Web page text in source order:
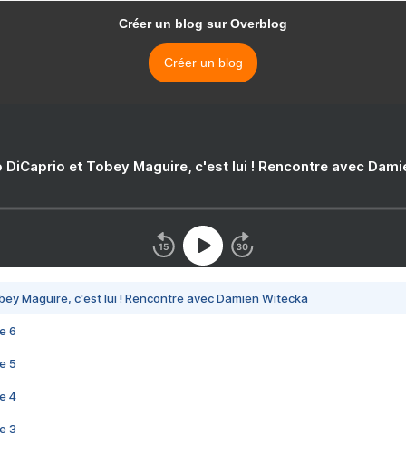
Créer un blog sur Overblog
Créer un blog
DiCaprio et Tobey Maguire, c'est lui ! Rencontre avec
Maguire, c'est lui ! Rencontre avec Damien Witecka
6
5
4
3